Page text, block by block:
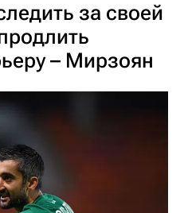
за своей
– Мирзоян